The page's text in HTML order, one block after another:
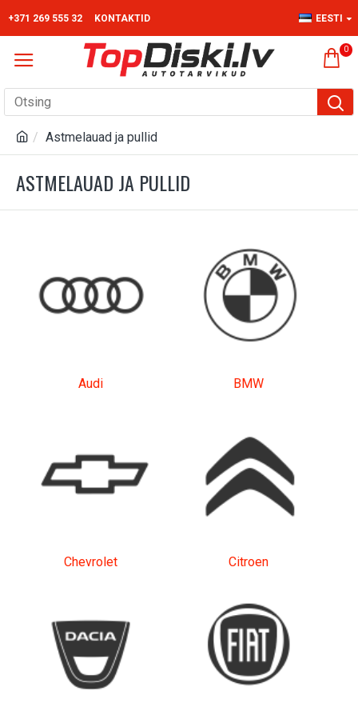
+371 269 555 32 KONTAKTID EESTI
0
Astmelauad ja pullid
ASTMELAUAD JA PULLID
Audi BMW
Chevrolet Citroen